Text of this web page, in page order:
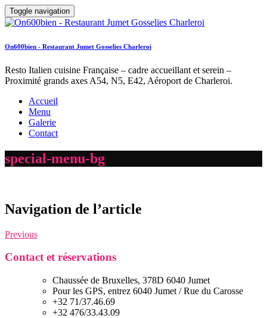
Toggle navigation
On600bien - Restaurant Jumet Gosselies Charleroi
Resto Italien cuisine Française – cadre accueillant et serein –
Proximité grands axes A54, N5, E42, Aéroport de Charleroi.
Accueil
Menu
Galerie
Contact
special-menu-bg
Navigation de l’article
Previous
Contact et réservations
Chaussée de Bruxelles, 378D 6040 Jumet
Pour les GPS, entrez 6040 Jumet / Rue du Carosse
+32 71/37.46.69
+32 476/33.43.09